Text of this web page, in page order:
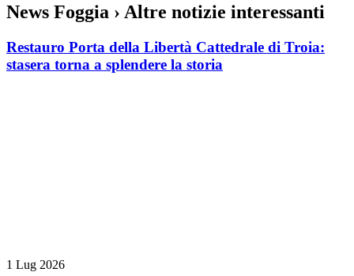
News Foggia › Altre notizie interessanti
Restauro Porta della Libertà Cattedrale di Troia:
stasera torna a splendere la storia
1 Lug 2026